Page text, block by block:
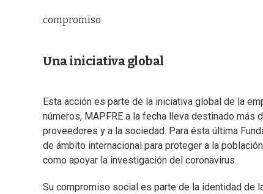
compromiso
Una iniciativa global
Esta acción es parte de la iniciativa global de la
números, MAPFRE a la fecha lleva destinado
proveedores y a la sociedad. Para ésta última
de ámbito internacional para proteger a la
como apoyar la investigación del coronavirus.
Su compromiso social es parte de la identidad de